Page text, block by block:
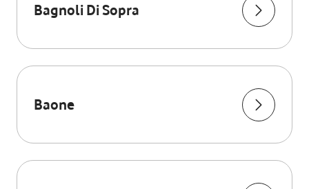
Bagnoli Di Sopra
Baone